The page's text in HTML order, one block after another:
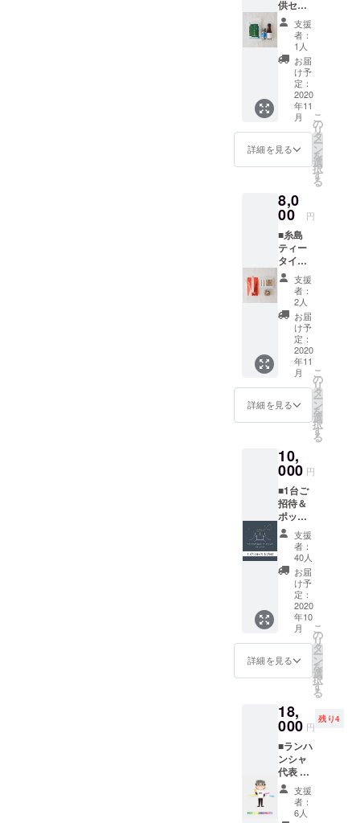
リター
ン返信
メール
でお知
らせく
ださ
い。 ■
上映前
のオー
プニン
ジット
映像に
に巨大
スク
リーン
にお名
前がな
がれま
す。 ※
こちら
からの
メール
に記入
がない
場合は
掲載不
要とさ
ただき
ます。
ターン
「上乗
せ支
援」が
可能で
す。
い。 ■
上映前
のオー
プニン
グクレ
ジット
映像に
掲載 ※
上映前
に巨大
リーン
にお名
す。 ※
こちら
からの
メール
に記入
がない
場合は
掲載不
要とさ
せてい
ただき
ます。
★全リ
ターン
「上乗
援」が
可能で
公式HP
にお名
前を掲
載 ※ 公
式HPに
お名前
を掲載
させて
いただ
きま
す。 ※
支援
希望の
お名前
をご記
入くだ
さい。
※ 掲載
不要の
方は、
リター
ン返信
メール
でお知
らせく
ださ
い。 ■
のオー
プニン
映像に
掲載 ※
上映前
に巨大
スク
リーン
にお名
前がな
がれま
す。 ※
こちら
からの
メール
に記入
がない
掲載不
要とさ
ます。
★全リ
ターン
「上乗
せ支
援」が
可能で
す。
ます。
■オリジ
ナルス
テッ
カーご
提供 ※
白黒1枚
づつ ■
お礼の
メッ
セージ
※ 主催
セージ
をお送
りいた
しま
す。 ■
公式HP
にお名
前を掲
載 ※ 公
式HPに
お名前
を掲載
させて
いただ
きま
す。 ※
支援
希望の
お名前
をご記
入くだ
さい。
※ 掲載
不要の
方は、
リター
ン返信
メール
でお知
らせく
ださ
い。 ■
のオー
プニン
映像に
掲載 ※
上映前
に巨大
スク
リーン
にお名
前がな
がれま
供セッ
ト ※
セット
内容 山
下商店/
いとし
ま干し
わかめ×
１袋 山
下商店/
いとし
おわか
め×１個
ミツル
造元/
「生成
り、」
うすく
ち
100ml×
１本 ■
オリジ
ナルス
テッ
カーご
提供 ※
白黒1枚
づつ ■
お礼の
メッ
セージ
メッ
セージ
をお送
りいた
しま
す。 ■
公式HP
にお名
前を掲
載 ※ 公
式HPに
お名前
を掲載
させて
いただ
きま
す。 ※
欄にご
希望の
をご記
入くだ
さい。
※ 掲載
不要の
方は、
支援
者：
1人
お届
け予
定：
2020
年11
月
詳細を見る
こ
の
リ
タ
ー
ン
を
選
択
す
る
8,0
00 円
■糸島
ティー
タイム
セット
※セット
内容
TanaCa
fe +
Coffee
Roaste
r ドリッ
プバッ
グコー
ヒー×３
パック
（種類
せ） 泉
屋六治/
シナモ
ン
ティー×
１袋 菓
子工房
Arietta/
焼き菓
子×１袋
（種類
お任
せ） ■
オリジ
ナルス
テッ
カーご
白黒1枚
お礼の
メッ
セージ
※ 主催
者より
感謝の
メッ
セージ
をお送
支援
者：
2人
お届
け予
定：
2020
年11
月
詳細を見る
こ
の
リ
タ
ー
ン
を
選
択
す
る
10,
000 円
■1台ご
招待＆
ポップ
コーン
とお飲
み物ご
提供 ※
期間中
の上映
チケッ
トで
す。 ※
１車輛4
名様ま
でご利
用いた
シア
ターチ
ケット
です。
※2人分
のポッ
プコー
ンとお
飲み物
支援
者：
40人
お届
け予
定：
2020
年10
月
詳細を見る
こ
の
リ
タ
ー
ン
を
選
択
す
る
18,
000 円
残り4
■ランハ
ンシャ
代表 下
田 栄一
と 前原
ぶらり
支援
者：
6人